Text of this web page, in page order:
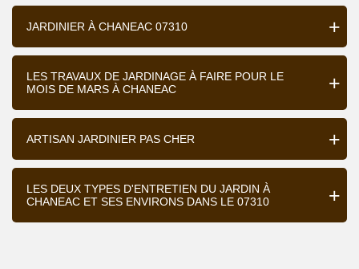
JARDINIER À CHANEAC 07310
LES TRAVAUX DE JARDINAGE À FAIRE POUR LE
MOIS DE MARS À CHANEAC
ARTISAN JARDINIER PAS CHER
LES DEUX TYPES D'ENTRETIEN DU JARDIN À
CHANEAC ET SES ENVIRONS DANS LE 07310